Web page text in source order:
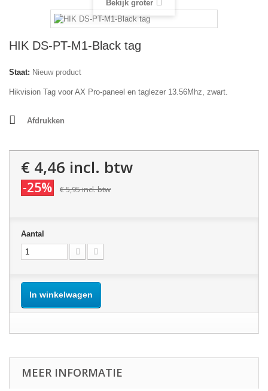
Bekijk groter
HIK DS-PT-M1-Black tag
Staat: Nieuw product
Hikvision Tag voor AX Pro-paneel en taglezer 13.56Mhz, zwart.
Afdrukken
€ 4,46 incl. btw
-25% € 5,95incl. btw
Aantal
In winkelwagen
MEER INFORMATIE